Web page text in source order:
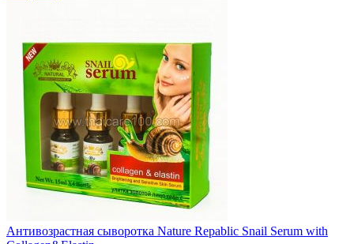
Антивозрастная сыворотка Naturе Repablic Snail Serum with